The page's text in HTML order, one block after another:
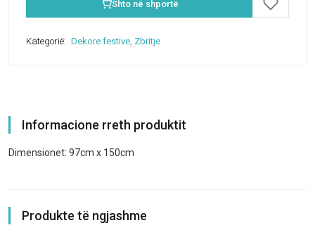
Shto në shportë
Kategorië: Dekore festive, Zbritje
Informacione rreth produktit
Dimensionet: 97cm x 150cm
Produkte të ngjashme